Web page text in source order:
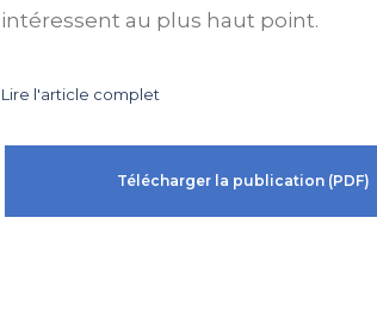
intéressent au plus haut point.
Lire l'article complet
Télécharger la publication (PDF)